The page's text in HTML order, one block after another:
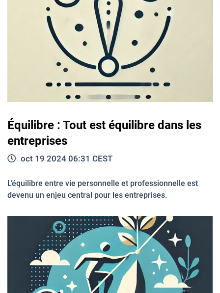
Équilibre : Tout est équilibre dans les
entreprises
oct 19 2024 06:31 CEST
L’équilibre entre vie personnelle et professionnelle est
devenu un enjeu central pour les entreprises.